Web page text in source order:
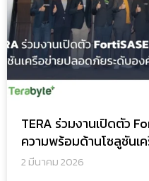
TERA ร่วมงานเปิดตัว
ความพร้อมด้านโซลูชัน
2 มีนาคม 2026